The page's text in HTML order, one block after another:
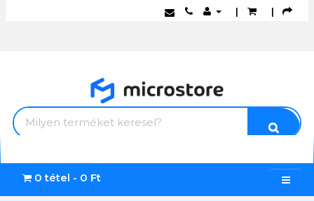
| |
0 tétel - 0 Ft